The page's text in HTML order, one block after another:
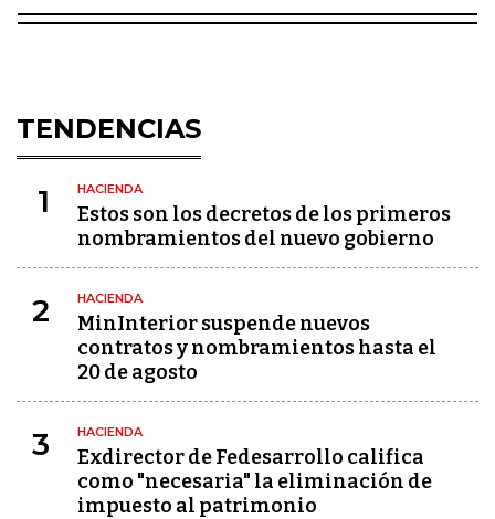
TENDENCIAS
1 HACIENDA
Estos son los decretos de los primeros
nombramientos del nuevo gobierno
2 HACIENDA
MinInterior suspende nuevos
contratos y nombramientos hasta el
20 de agosto
3 HACIENDA
Exdirector de Fedesarrollo califica
como "necesaria" la eliminación de
impuesto al patrimonio